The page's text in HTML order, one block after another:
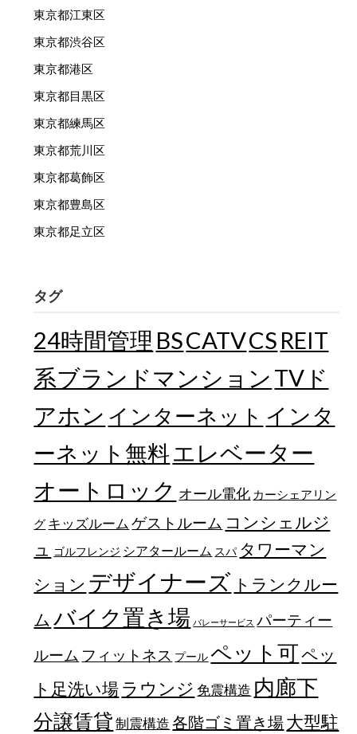
東京都江東区
東京都渋谷区
東京都港区
東京都目黒区
東京都練馬区
東京都荒川区
東京都葛飾区
東京都豊島区
東京都足立区
タグ
24時間管理 BSCATVCS REIT
系ブランドマンション TVド
アホン インターネット インタ
ーネット無料エレベーター
オートロック オール電化 カーシェアリン
グ キッズルーム ゲストルーム コンシェルジ
ュ
ゴルフレンジ シアタールーム スパ タワーマン
ション デザイナーズ トランクルー
ム バイク置き場 バレーサービス パーティー
ルーム フィットネス プール ペット可ペッ
ト足洗い場 ラウンジ 免震構造 内廊下
分譲賃貸 制震構造 各階ゴミ置き場大型駐